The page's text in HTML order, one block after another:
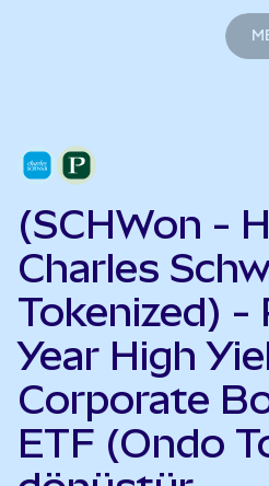
(SCHWon -
Charles
Tokenized) -
Year High
Corporate
ETF (Ondo